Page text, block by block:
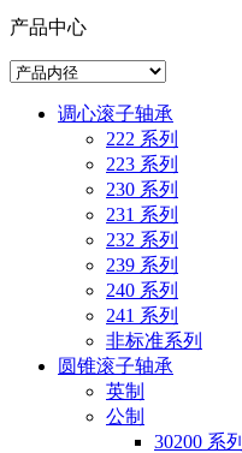
产品中心
调心滚子轴承
222 系列
223 系列
230 系列
231 系列
232 系列
239 系列
240 系列
241 系列
非标准系列
圆锥滚子轴承
英制
公制
30200 系列